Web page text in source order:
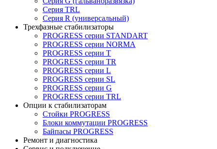
Серия TRL
Серия R (универсальный)
Трехфазные стабилизаторы
PROGRESS cерии STANDART
PROGRESS cерии NORMA
PROGRESS серии Т
PROGRESS серии ТR
PROGRESS серии L
PROGRESS серии SL
PROGRESS серии G
PROGRESS серии TRL
Опции к стабилизаторам
Стойки PROGRESS
Блоки коммутации PROGRESS
Байпасы PROGRESS
Ремонт и диагностика